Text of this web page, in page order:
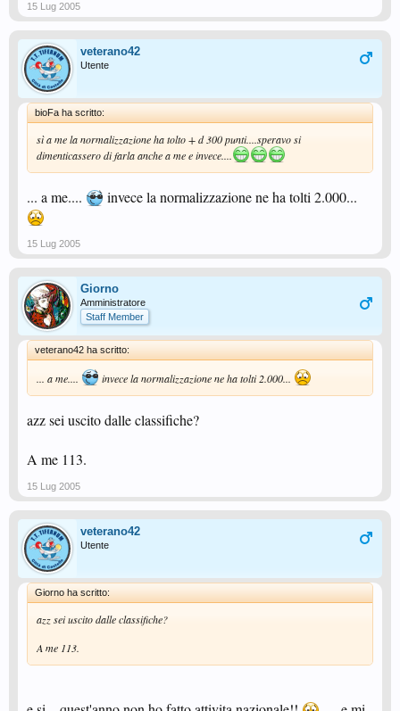
15 Lug 2005
veterano42
Utente
bioFa ha scritto:
sì a me la normalizzazione ha tolto + d 300 punti....speravo si
dimenticassero di farla anche a me e invece....
... a me.... invece la normalizzazione ne ha tolti 2.000...
15 Lug 2005
Giorno
Amministratore
Staff Member
veterano42 ha scritto:
... a me.... invece la normalizzazione ne ha tolti 2.000...
azz sei uscito dalle classifiche?
A me 113.
15 Lug 2005
veterano42
Utente
Giorno ha scritto:
azz sei uscito dalle classifiche?
A me 113.